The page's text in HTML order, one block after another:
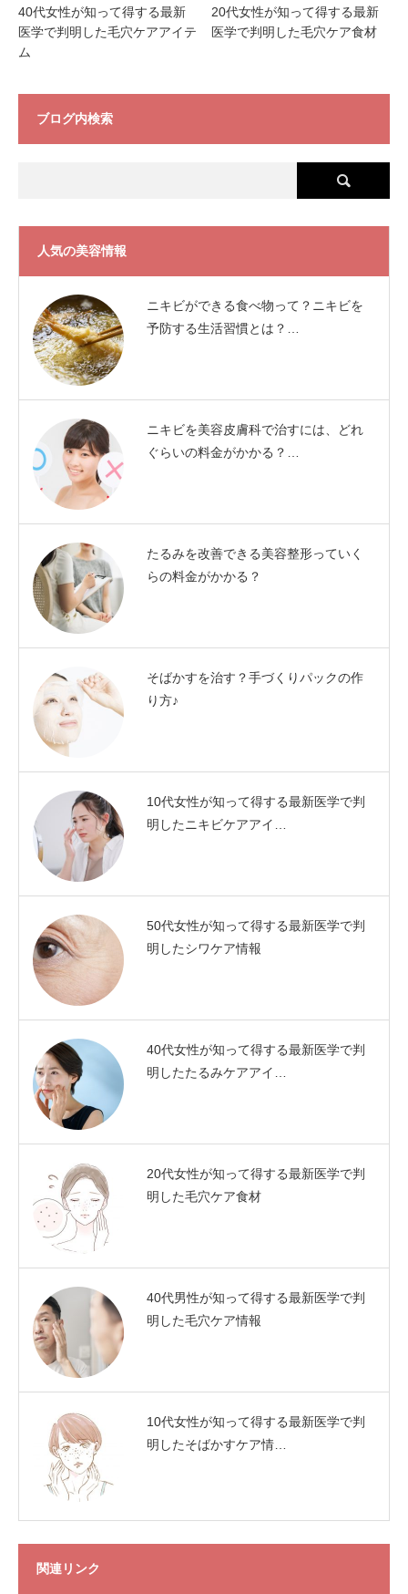
40代女性が知って得する最新
医学で判明した毛穴ケアアイテ
ム
20代女性が知って得する最新
医学で判明した毛穴ケア食材
ブログ内検索
人気の美容情報
ニキビができる食べ物って？ニキビを
予防する生活習慣とは？…
ニキビを美容皮膚科で治すには、どれ
ぐらいの料金がかかる？…
たるみを改善できる美容整形っていく
らの料金がかかる？
そばかすを治す？手づくりパックの作
り方♪
10代女性が知って得する最新医学で判
明したニキビケアアイ…
50代女性が知って得する最新医学で判
明したシワケア情報
40代女性が知って得する最新医学で判
明したたるみケアアイ…
20代女性が知って得する最新医学で判
明した毛穴ケア食材
40代男性が知って得する最新医学で判
明した毛穴ケア情報
10代女性が知って得する最新医学で判
明したそばかすケア情…
関連リンク